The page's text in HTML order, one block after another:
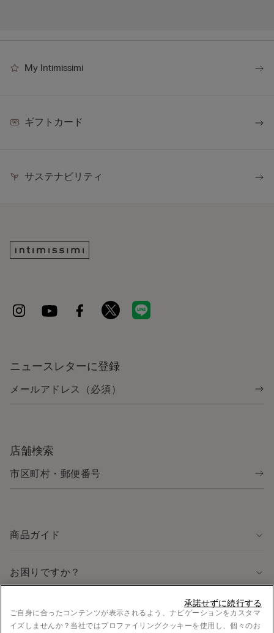
My Intimissimi
ギフトカード
サステナビリティ
ニュースレターに登録
店舗検索
商品ガイド
お困りですか？
法律に関する情報
ご自身に合ったコンテンツが表示されるよう、ナビゲーションをカスタマ
イズしませんか？当社ではプロファイリングクッキーを使用し、個々のお
承諾せずに続行する